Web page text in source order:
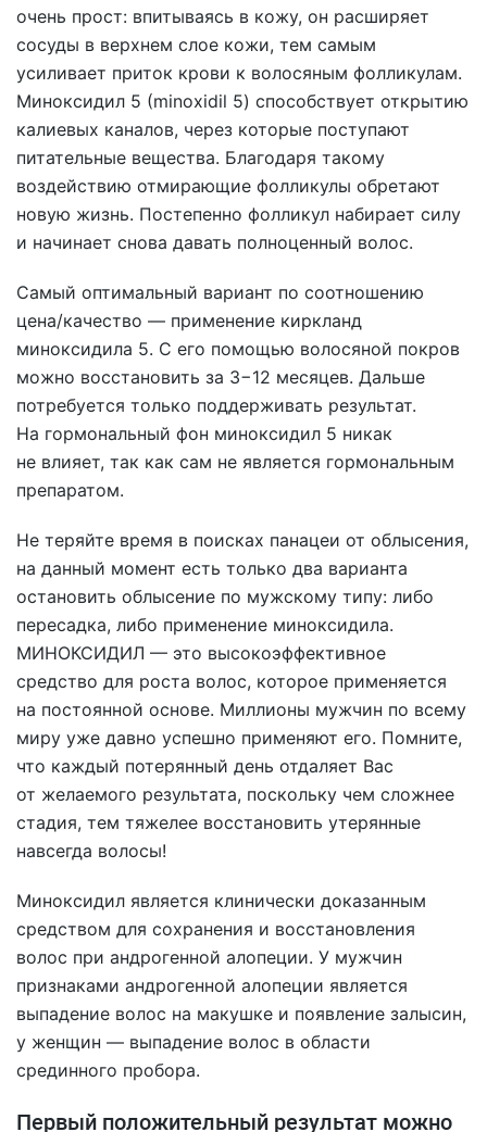
очень прост: впитываясь в кожу, он расширяет
сосуды в верхнем слое кожи, тем самым
усиливает приток крови к волосяным фолликулам.
Миноксидил 5 (minoxidil 5) способствует открытию
калиевых каналов, через которые поступают
питательные вещества. Благодаря такому
воздействию отмирающие фолликулы обретают
новую жизнь. Постепенно фолликул набирает силу
и начинает снова давать полноценный волос.
Самый оптимальный вариант по соотношению
цена/качество — применение киркланд
миноксидила 5. С его помощью волосяной покров
можно восстановить за 3−12 месяцев. Дальше
потребуется только поддерживать результат.
На гормональный фон миноксидил 5 никак
не влияет, так как сам не является гормональным
препаратом.
Не теряйте время в поисках панацеи от облысения,
на данный момент есть только два варианта
остановить облысение по мужскому типу: либо
пересадка, либо применение миноксидила.
МИНОКСИДИЛ — это высокоэффективное
средство для роста волос, которое применяется
на постоянной основе. Миллионы мужчин по всему
миру уже давно успешно применяют его. Помните,
что каждый потерянный день отдаляет Вас
от желаемого результата, поскольку чем сложнее
стадия, тем тяжелее восстановить утерянные
навсегда волосы!
Миноксидил является клинически доказанным
средством для сохранения и восстановления
волос при андрогенной алопеции. У мужчин
признаками андрогенной алопеции является
выпадение волос на макушке и появление залысин,
у женщин — выпадение волос в области
срединного пробора.
Первый положительный результат можно